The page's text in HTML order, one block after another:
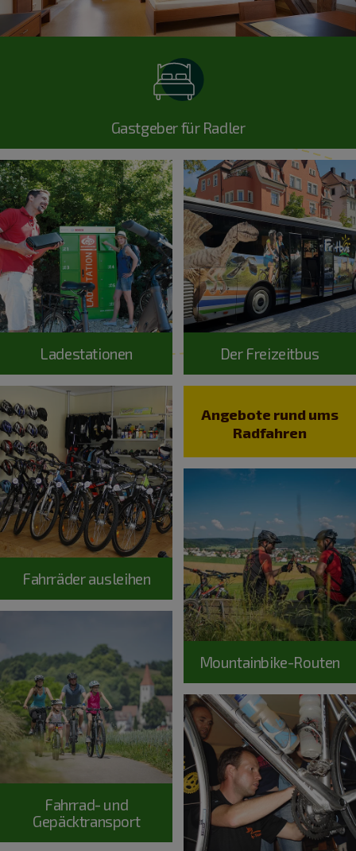
Gastgeber für Radler
Ladestationen Der Freizeitbus
Fahrräder ausleihen
Angebote rund ums
Radfahren
Mountainbike-Routen
Fahrrad- und
Gepäcktransport